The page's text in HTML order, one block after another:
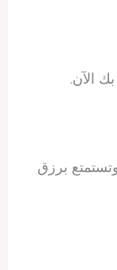
الآن.
برزق